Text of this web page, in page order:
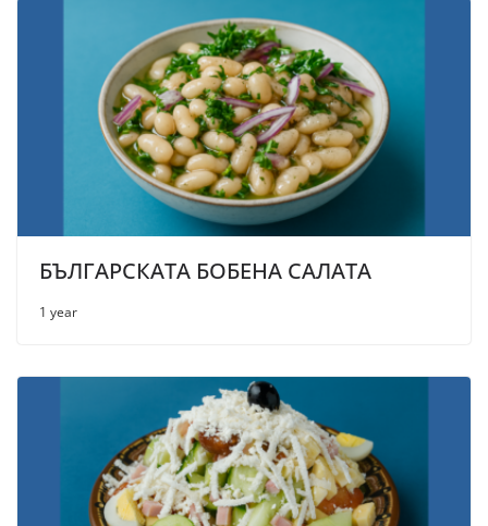
БЪЛГАРСКАТА БОБЕНА САЛАТА
1 year